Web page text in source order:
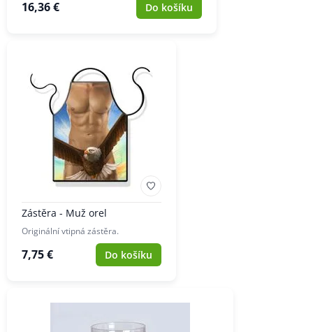
16,36 € Do košíku
Zástěra - Muž orel
Originální vtipná zástěra.
7,75 € Do košíku